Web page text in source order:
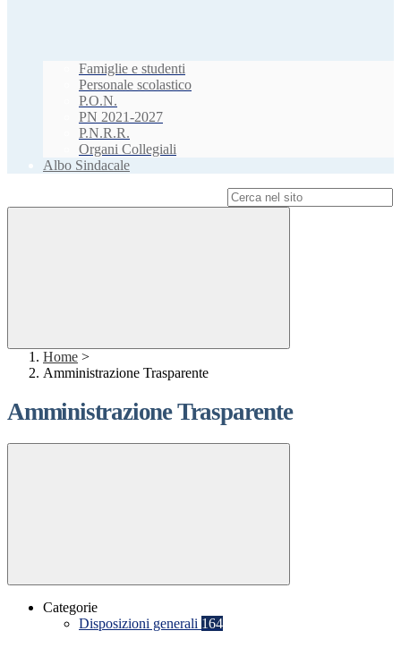
Famiglie e studenti
Personale scolastico
P.O.N.
PN 2021-2027
P.N.R.R.
Organi Collegiali
Albo Sindacale
Home >
Amministrazione Trasparente
Amministrazione Trasparente
Categorie
Disposizioni generali 164